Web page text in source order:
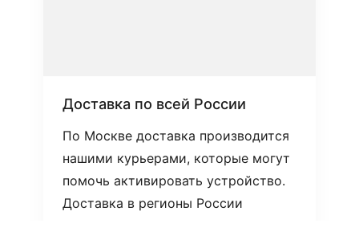
Доставка по всей России
По Москве доставка производится
нашими курьерами, которые могут
помочь активировать устройство.
Доставка в регионы России